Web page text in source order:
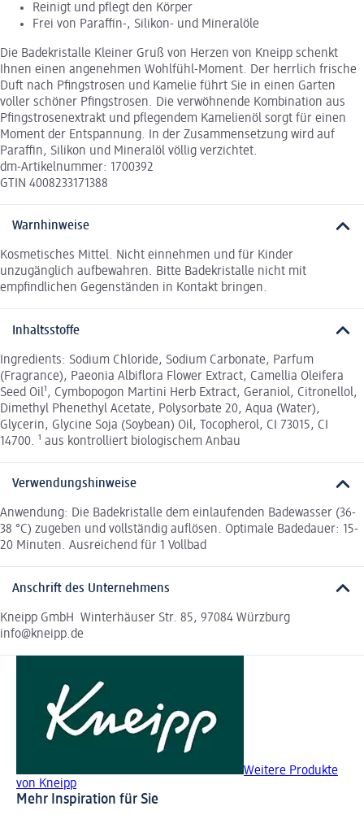
Reinigt und pflegt den Körper
Frei von Paraffin-, Silikon- und Mineralöle
Die Badekristalle Kleiner Gruß von Herzen von Kneipp schenkt
Ihnen einen angenehmen Wohlfühl-Moment. Der herrlich frische
Duft nach Pfingstrosen und Kamelie führt Sie in einen Garten
voller schöner Pfingstrosen. Die verwöhnende Kombination aus
Pfingstrosenextrakt und pflegendem Kamelienöl sorgt für einen
Moment der Entspannung. In der Zusammensetzung wird auf
Paraffin, Silikon und Mineralöl völlig verzichtet.
dm-Artikelnummer: 1700392
GTIN 4008233171388
Warnhinweise
Kosmetisches Mittel. Nicht einnehmen und für Kinder
unzugänglich aufbewahren. Bitte Badekristalle nicht mit
empfindlichen Gegenständen in Kontakt bringen.
Inhaltsstoffe
Ingredients: Sodium Chloride, Sodium Carbonate, Parfum
(Fragrance), Paeonia Albiflora Flower Extract, Camellia Oleifera
Seed Oil¹, Cymbopogon Martini Herb Extract, Geraniol, Citronellol,
Dimethyl Phenethyl Acetate, Polysorbate 20, Aqua (Water),
Glycerin, Glycine Soja (Soybean) Oil, Tocopherol, CI 73015, CI
14700. ¹ aus kontrolliert biologischem Anbau
Verwendungshinweise
Anwendung: Die Badekristalle dem einlaufenden Badewasser (36-
38 °C) zugeben und vollständig auflösen. Optimale Badedauer: 15-
20 Minuten. Ausreichend für 1 Vollbad
Anschrift des Unternehmens
Kneipp GmbH Winterhäuser Str. 85, 97084 Würzburg
info@kneipp.de
Weitere Produkte
von Kneipp
Mehr Inspiration für Sie